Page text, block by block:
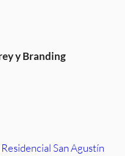
y Branding
San Agustín